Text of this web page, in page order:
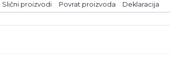
Slični proizvodi Povrat proizvoda Deklaracija